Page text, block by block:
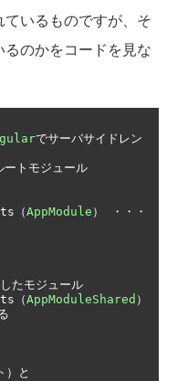
いるものですが、そ
のかをコードを見な
でサーバサイドレン
ートモジュール
ts （AppModule ）
・・・
たモジュール
ts （AppModuleShared ）
）と